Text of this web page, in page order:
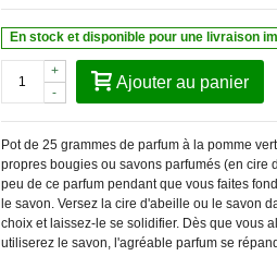
En stock et disponible pour une livraison
-
+
Ajouter au panier
Pot de 25 grammes de parfum à la pomme
propres bougies ou savons parfumés (en cire
peu de ce parfum pendant que vous faites
le savon. Versez la cire d'abeille ou le savon
choix et laissez-le se solidifier. Dès que vous
utiliserez le savon, l'agréable parfum se